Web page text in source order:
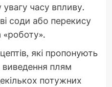
часу впливу.
соди або перекису
які пропонують
плям
потужних